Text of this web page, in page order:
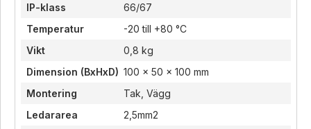
IP-klass
66/67
Temperatur
-20 till +80 °C
Vikt
0,8 kg
Dimension (BxHxD) 100 x 50 x 100 mm
Montering
Tak, Vägg
Ledararea
2,5mm2